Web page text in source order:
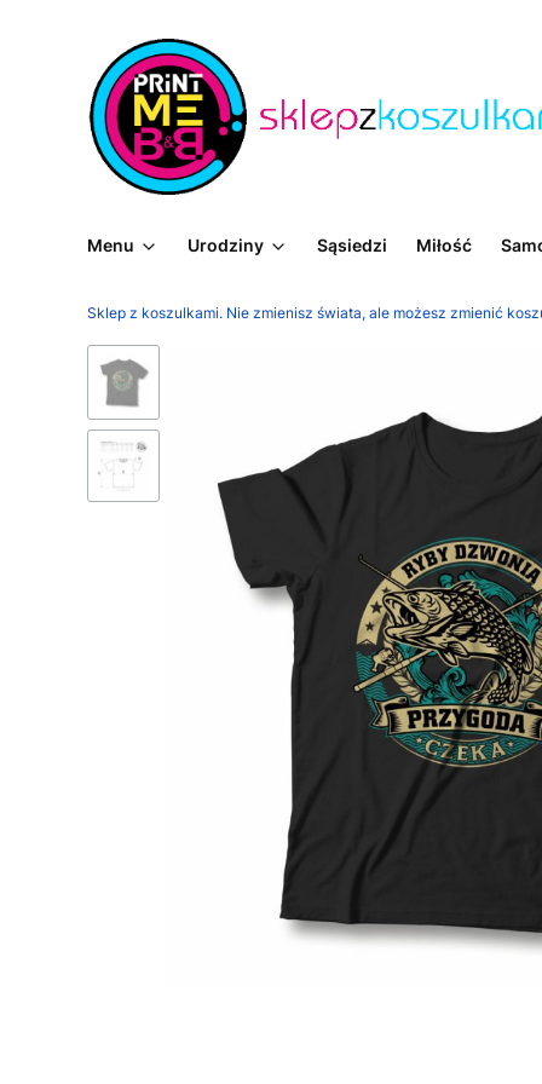
Menu Urodziny Sąsiedzi Miłość
Sklep z koszulkami. Nie zmienisz świata, ale możesz zmienić